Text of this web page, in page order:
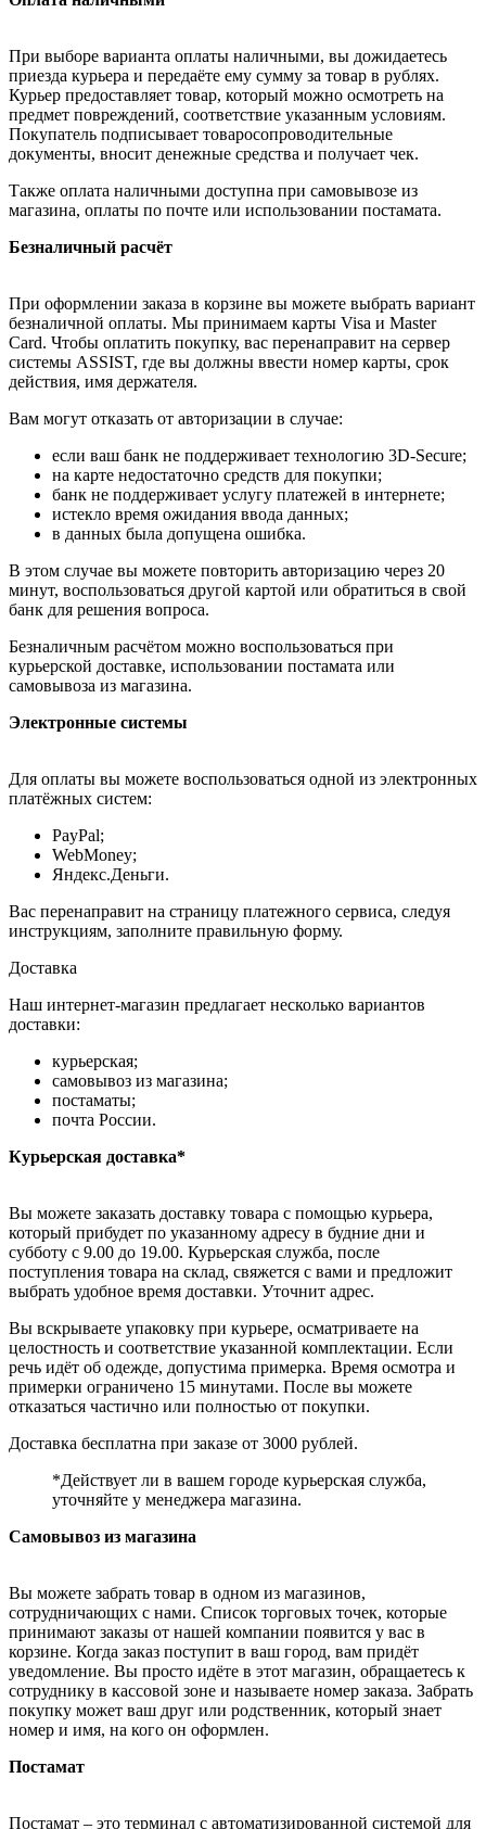
При выборе варианта оплаты наличными, вы дожидаетесь
приезда курьера и передаёте ему сумму за товар в рублях.
Курьер предоставляет товар, который можно осмотреть на
предмет повреждений, соответствие указанным условиям.
Покупатель подписывает товаросопроводительные
документы, вносит денежные средства и получает чек.
Также оплата наличными доступна при самовывозе из
магазина, оплаты по почте или использовании постамата.
Безналичный расчёт
При оформлении заказа в корзине вы можете выбрать вариант
безналичной оплаты. Мы принимаем карты Visa и Master
Card. Чтобы оплатить покупку, вас перенаправит на сервер
системы ASSIST, где вы должны ввести номер карты, срок
действия, имя держателя.
Вам могут отказать от авторизации в случае:
если ваш банк не поддерживает технологию 3D-Secure;
на карте недостаточно средств для покупки;
банк не поддерживает услугу платежей в интернете;
истекло время ожидания ввода данных;
в данных была допущена ошибка.
В этом случае вы можете повторить авторизацию через 20
минут, воспользоваться другой картой или обратиться в свой
банк для решения вопроса.
Безналичным расчётом можно воспользоваться при
курьерской доставке, использовании постамата или
самовывоза из магазина.
Электронные системы
Для оплаты вы можете воспользоваться одной из электронных
платёжных систем:
PayPal;
WebMoney;
Яндекс.Деньги.
Вас перенаправит на страницу платежного сервиса, следуя
инструкциям, заполните правильную форму.
Доставка
Наш интернет-магазин предлагает несколько вариантов
доставки:
курьерская;
самовывоз из магазина;
постаматы;
почта России.
Курьерская доставка*
Вы можете заказать доставку товара с помощью курьера,
который прибудет по указанному адресу в будние дни и
субботу с 9.00 до 19.00. Курьерская служба, после
поступления товара на склад, свяжется с вами и предложит
выбрать удобное время доставки. Уточнит адрес.
Вы вскрываете упаковку при курьере, осматриваете на
целостность и соответствие указанной комплектации. Если
речь идёт об одежде, допустима примерка. Время осмотра и
примерки ограничено 15 минутами. После вы можете
отказаться частично или полностью от покупки.
Доставка бесплатна при заказе от 3000 рублей.
*Действует ли в вашем городе курьерская служба,
уточняйте у менеджера магазина.
Самовывоз из магазина
Вы можете забрать товар в одном из магазинов,
сотрудничающих с нами. Список торговых точек, которые
принимают заказы от нашей компании появится у вас в
корзине. Когда заказ поступит в ваш город, вам придёт
уведомление. Вы просто идёте в этот магазин, обращаетесь к
сотруднику в кассовой зоне и называете номер заказа. Забрать
покупку может ваш друг или родственник, который знает
номер и имя, на кого он оформлен.
Постамат
Постамат – это терминал с автоматизированной системой для